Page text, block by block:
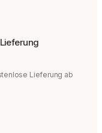
Lieferung ab